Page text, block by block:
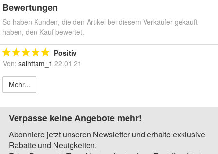
Bewertungen
So haben Kunden, die den Artikel bei diesem Verkäufer gekauft
haben, den Kauf bewertet.
Positiv
Von: saihttam_1 22.01.21
Mehr...
Verpasse keine Angebote mehr!
Abonniere jetzt unseren Newsletter und erhalte exklusive
Rabatte und Neuigkeiten.